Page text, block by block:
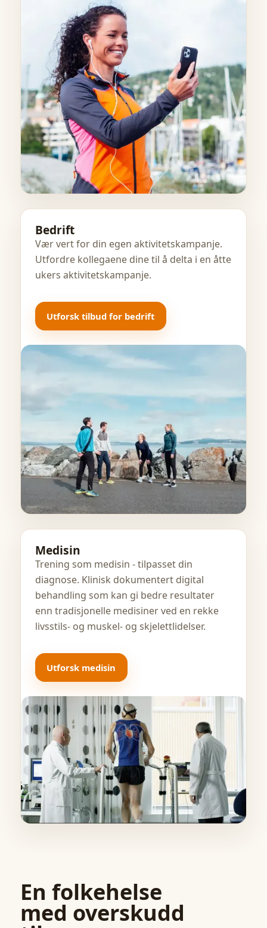
Bedrift
Vær vert for din egen aktivitetskampanje.
Utfordre kollegaene dine til å delta i en åtte
ukers aktivitetskampanje.
Utforsk tilbud for bedrift
Medisin
Trening som medisin - tilpasset din
diagnose. Klinisk dokumentert digital
behandling som kan gi bedre resultater
enn tradisjonelle medisiner ved en rekke
livsstils- og muskel- og skjelettlidelser.
Utforsk medisin
En folkehelse
med overskudd